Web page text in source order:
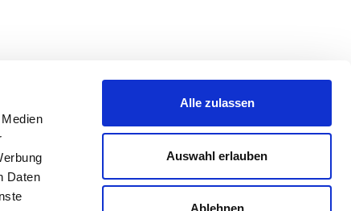
Daten
Alle zulassen
Auswahl erlauben
Ablehnen